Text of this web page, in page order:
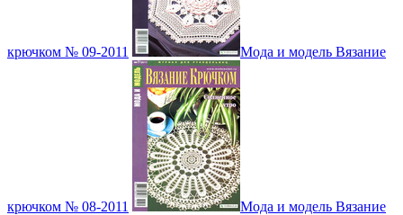
крючком № 09-2011 Мода и модель Вязание
крючком № 08-2011 Мода и модель Вязание